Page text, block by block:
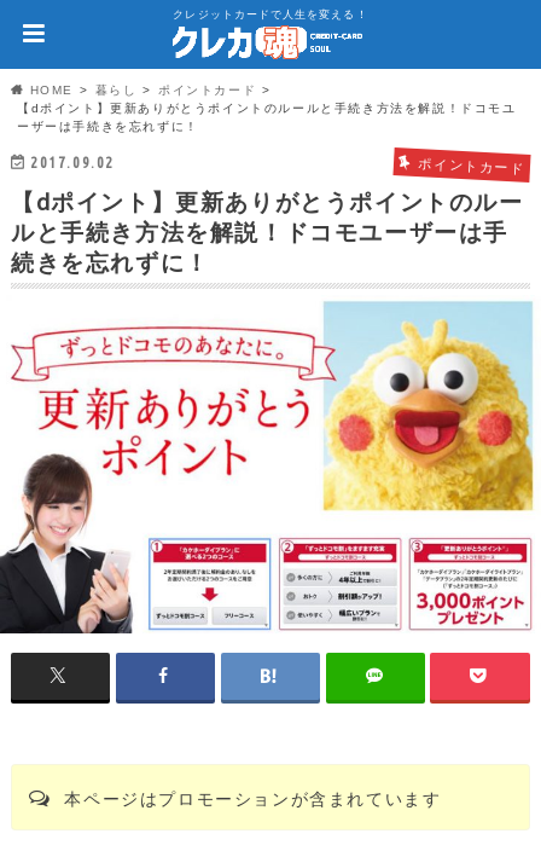
クレジットカードで人生を変える！
HOME 暮らし
ポイントカード
【dポイント】更新ありがとうポイントのルールと手続き方法を解説！ドコモユ
ーザーは手続きを忘れずに！
2017.09.02 ポイントカード
【dポイント】更新ありがとうポイントのルー
ルと手続き方法を解説！ドコモユーザーは手
続きを忘れずに！
本ページはプロモーションが含まれています